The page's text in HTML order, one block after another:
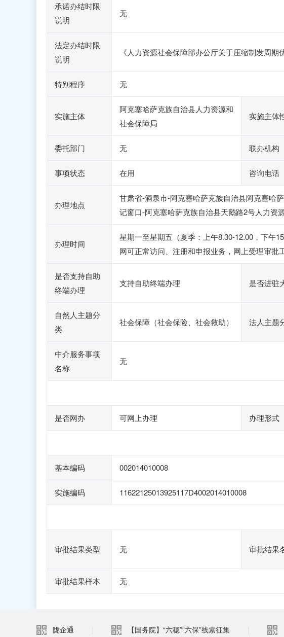
承诺办结时限
说明
无
法定办结时限
说明
《人力资源社会保障部办公厅关于压缩制发周
特别程序 无
实施主体
阿克塞哈萨克族自治县人力资源和
社会保障局
实施主体
委托部门 无 联办机构
事项状态 在用 咨询电话
办理地点
甘肃省-酒泉市-阿克塞哈萨克族自治县阿克塞哈
记窗口-阿克塞哈萨克族自治县天鹅路2号人力资
办理时间
星期一至星期五（夏季：上午8.30-12.00，下午
网可正常访问、注册和申报业务，网上受理审批
是否支持自助
终端办理
支持自助终端办理 是否进驻
自然人主题分
类
社会保障（社会保险、社会救助） 法人主题
中介服务事项
名称
无
是否网办 可网上办理 办理形式
基本编码 002014010008
实施编码 11622125013925117D4002014010008
审批结果类型 无 审批结果
审批结果样本 无
陇企通 【国务院】“六稳”“六保”线索征集